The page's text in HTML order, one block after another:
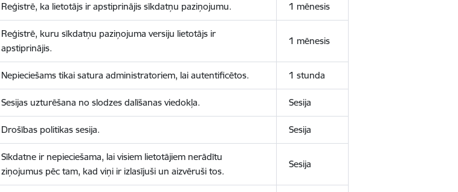
Reģistrē, ka lietotājs ir apstiprinājis sīkdatņu paziņojumu. 1 mēnesis
Reģistrē, kuru sīkdatņu paziņojuma versiju lietotājs ir
apstiprinājis.
1 mēnesis
Nepieciešams tikai satura administratoriem, lai autentificētos. 1 stunda
Sesijas uzturēšana no slodzes dalīšanas viedokļa. Sesija
Drošības politikas sesija. Sesija
Sīkdatne ir nepieciešama, lai visiem lietotājiem nerādītu
ziņojumus pēc tam, kad viņi ir izlasījuši un aizvēruši tos.
Sesija